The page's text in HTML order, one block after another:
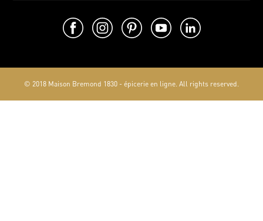
© 2018 Maison Bremond 1830 - épicerie en ligne. All rights reserved.